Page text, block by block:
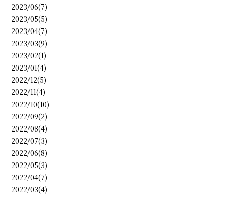
2023/06(7)
2023/05(5)
2023/04(7)
2023/03(9)
2023/02(1)
2023/01(4)
2022/12(5)
2022/11(4)
2022/10(10)
2022/09(2)
2022/08(4)
2022/07(3)
2022/06(8)
2022/05(3)
2022/04(7)
2022/03(4)